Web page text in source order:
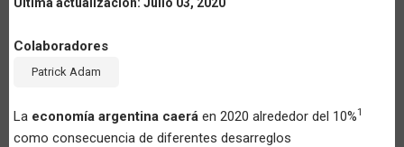
Colaboradores
Patrick Adam
La economía argentina caerá en 2020 alrededor del 10%1
como consecuencia de diferentes desarreglos